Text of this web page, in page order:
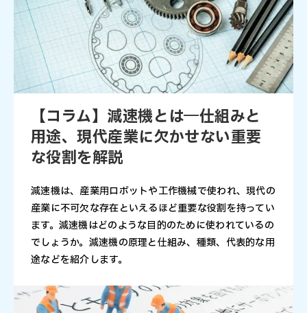
【コラム】減速機とは―仕組みと
用途、現代産業に欠かせない重要
な役割を解説
減速機は、産業用ロボットや工作機械で使われ、現代の
産業に不可欠な存在といえるほど重要な役割を持ってい
ます。減速機はどのような目的のために使われているの
でしょうか。減速機の原理と仕組み、種類、代表的な用
途などを紹介します。